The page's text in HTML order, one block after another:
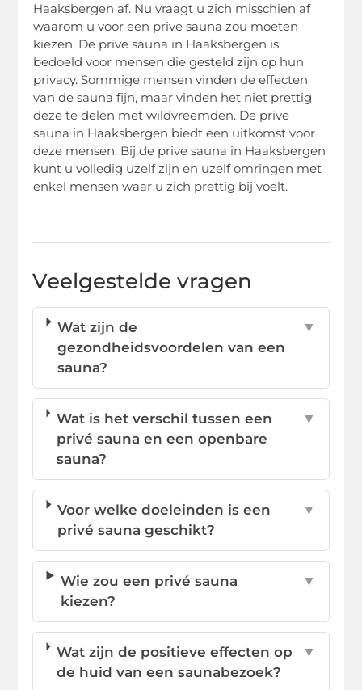
Haaksbergen af. Nu vraagt u zich misschien af
waarom u voor een prive sauna zou moeten
kiezen. De prive sauna in Haaksbergen is
bedoeld voor mensen die gesteld zijn op hun
privacy. Sommige mensen vinden de effecten
van de sauna fijn, maar vinden het niet prettig
deze te delen met wildvreemden. De prive
sauna in Haaksbergen biedt een uitkomst voor
deze mensen. Bij de prive sauna in Haaksbergen
kunt u volledig uzelf zijn en uzelf omringen met
enkel mensen waar u zich prettig bij voelt.
Veelgestelde vragen
Wat zijn de
gezondheidsvoordelen van een
sauna?
▼
Wat is het verschil tussen een
privé sauna en een openbare
sauna?
▼
Voor welke doeleinden is een
privé sauna geschikt?
▼
Wie zou een privé sauna
kiezen?
▼
Wat zijn de positieve effecten op
de huid van een saunabezoek?
▼